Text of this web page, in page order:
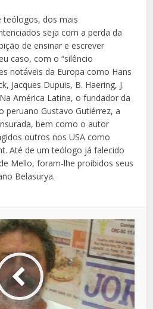
teólogos, dos mais
seja com a perda da
de ensinar e escrever
caso, com o “silêncio
notáveis da Europa como Hans
Jacques Dupuis, B. Haering, J.
América Latina, o fundador da
peruano Gustavo Gutiérrez, a
bem como o autor
outros nos USA como
Até de um teólogo já falecido
Mello, foram-lhe proibidos seus
Belasurya.